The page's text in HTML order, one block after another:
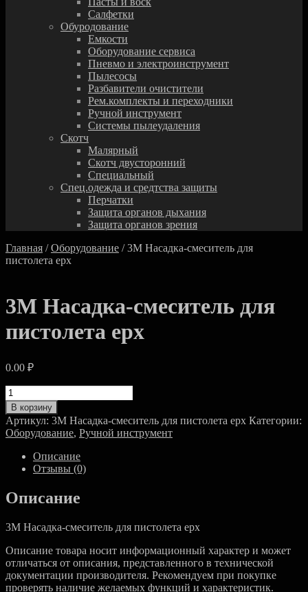
Салфетки
Обуродование
Емкости
Оборудование сервиса
Пневмо и электроинструмент
Пылесосы
Разбавители очистители
Рем.комплекты и переходники
Ручной инструмент
Системы пылеудаления
Скотч
Малярный
Скотч двусторонний
Специальный
Спец.одежда и средтства защиты
Перчатки
Защита органов дыхания
Защита органов зрения
Главная /Оборудование / 3M Насадка-смеситель для
пистолета epx
3M Насадка-смеситель для
пистолета epx
0.00 ₽
Количество
товара
3M
Насадка-
смеситель
пистолета
В корзину
Артикул: 3M Насадка-смеситель для пистолета epx Категории:
Оборудование, Ручной инструмент
Описание
Отзывы (0)
Описание
3M Насадка-смеситель для пистолета epx
Описание товара носит информационный характер и может
отличаться от описания, представленного в технической
документации производителя. Рекомендуем при покупке
проверять наличие желаемых функций и характеристик.